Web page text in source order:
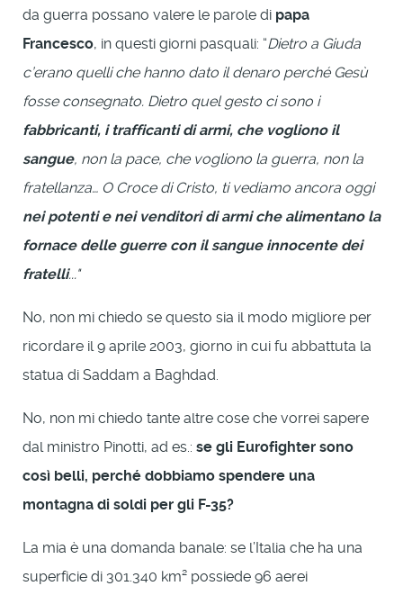
da guerra possano valere le parole di papa
Francesco, in questi giorni pasquali: “Dietro a Giuda
c’erano quelli che hanno dato il denaro perché Gesù
fosse consegnato. Dietro quel gesto ci sono i
fabbricanti, i trafficanti di armi, che vogliono il
sangue, non la pace, che vogliono la guerra, non la
fratellanza… O Croce di Cristo, ti vediamo ancora oggi
nei potenti e nei venditori di armi che alimentano la
fornace delle guerre con il sangue innocente dei
fratelli..."
No, non mi chiedo se questo sia il modo migliore per
ricordare il 9 aprile 2003, giorno in cui fu abbattuta la
statua di Saddam a Baghdad.
No, non mi chiedo tante altre cose che vorrei sapere
dal ministro Pinotti, ad es.: se gli Eurofighter sono
così belli, perché dobbiamo spendere una
montagna di soldi per gli F-35?
La mia è una domanda banale: se l’Italia che ha una
superficie di 301.340 km² possiede 96 aerei